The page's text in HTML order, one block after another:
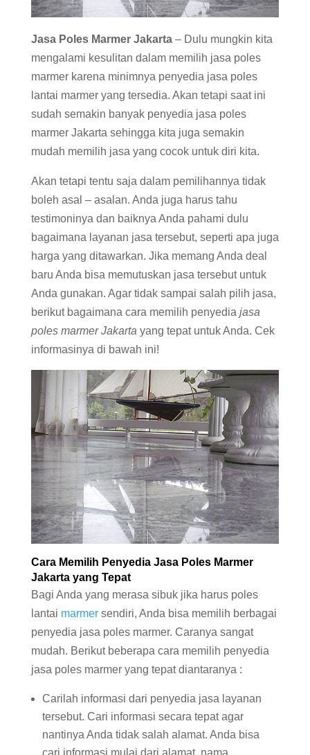
Jasa Poles Marmer Jakarta– Dulu mungkin kita
mengalami kesulitan dalam memilih jasa poles
marmer karena minimnya penyedia jasa poles
lantai marmer yang tersedia. Akan tetapi saat ini
sudah semakin banyak penyedia jasa poles
marmer Jakarta sehingga kita juga semakin
mudah memilih jasa yang cocok untuk diri kita.
Akan tetapi tentu saja dalam pemilihannya tidak
boleh asal – asalan. Anda juga harus tahu
testimoninya dan baiknya Anda pahami dulu
bagaimana layanan jasa tersebut, seperti apa juga
harga yang ditawarkan. Jika memang Anda deal
baru Anda bisa memutuskan jasa tersebut untuk
Anda gunakan. Agar tidak sampai salah pilih jasa,
berikut bagaimana cara memilih penyedia jasa
poles marmer Jakarta yang tepat untuk Anda. Cek
informasinya di bawah ini!
Cara Memilih Penyedia Jasa Poles Marmer
Jakarta yang Tepat
Bagi Anda yang merasa sibuk jika harus poles
lantai marmersendiri, Anda bisa memilih berbagai
penyedia jasa poles marmer. Caranya sangat
mudah. Berikut beberapa cara memilih penyedia
jasa poles marmer yang tepat diantaranya :
Carilah informasi dari penyedia jasa layanan
tersebut. Cari informasi secara tepat agar
nantinya Anda tidak salah alamat. Anda bisa
cari informasi mulai dari alamat, nama